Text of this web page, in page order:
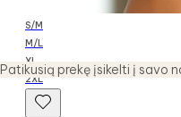
Patikusią prekę įsikelti į savo
S/M
M/L
XL
2XL